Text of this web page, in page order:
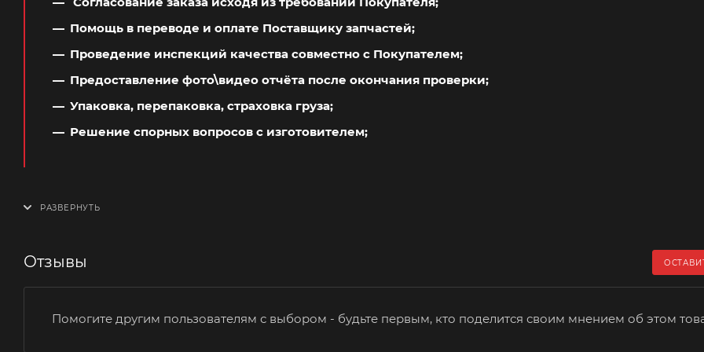
Помощь в переводе и оплате Поставщику запчастей;
Проведение инспекций качества совместно с Покупателем;
Предоставление фото\видео отчёта после окончания проверки;
Упаковка, перепаковка, страховка груза;
Решение спорных вопросов с изготовителем;
Отзывы
Помогите другим пользователям с выбором - будьте первым, кто поделится своим мнением об этом